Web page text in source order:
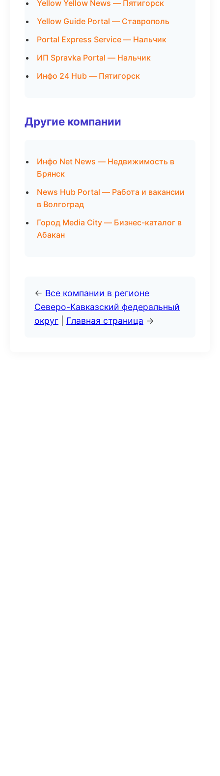
Yellow Yellow News — Пятигорск
Yellow Guide Portal — Ставрополь
Portal Express Service — Нальчик
ИП Spravka Portal — Нальчик
Инфо 24 Hub — Пятигорск
Другие компании
Инфо Net News — Недвижимость в
Брянск
News Hub Portal — Работа и вакансии
в Волгоград
Город Media City — Бизнес-каталог в
Абакан
← Все компании в регионе
Северо-Кавказский федеральный
округ
Главная страница →